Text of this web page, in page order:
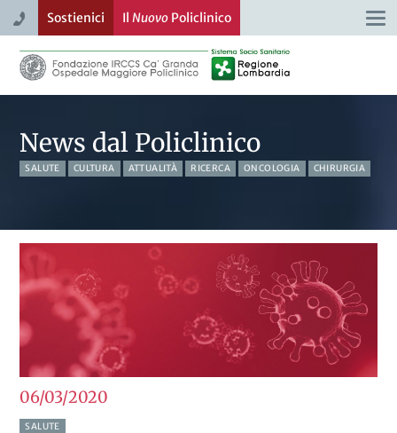
Sostienici Il NuovoPoliclinico
News dal Policlinico
SALUTE CULTURA ATTUALITÀ RICERCA ONCOLOGIA CHIRURGIA
06/032020
SALUTE